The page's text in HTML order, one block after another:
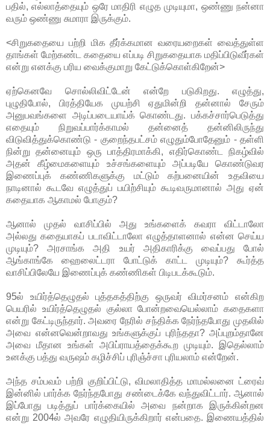
பதில், எல்லாத்தையும் ஒரே மாதிரி எழுத முடியுமா, ஒண்ணு நன்னா
வரும் ஒண்ணு சுமாரா இருக்கும்.
<சிறுகதையை பற்றி மிக தீர்க்கமான வரையறைகள் வைத்துள்ள
தாங்கள் மேற்கண்ட கதையை எப்படி சிறுகதையாக மதிப்பிடுவீர்கள்
என்று எனக்கு பரிய வைக்குமாறு கேட்டுக்கொள்கிறேன்>
ஏற்கெனவே சொல்லிவிட்டேன் என்றே படுகிறது. எழுத்து,
புழுதிபோல், பிரத்தியேக முயற்சி ஏதுமின்றி தன்னால் சேரும்
அனுபவங்களை அடிப்படையாய்க் கொண்டது. பக்கச்சார்பெடுத்து
எதையும் நிறுவப்பார்க்காமல் தன்னைத் தன்னிலிருந்து
விடுவித்துக்கொண்டு - குறைந்தபட்சம் எழுதும்போதேனும் - தள்ளி
நின்று தன்னையும் ஒரு பாத்திரமாக்கி, எதிர்கொண்ட நிகழ்வில்
அதன் கீழ்மைகளையும் உச்சங்களையும் அப்படியே கொண்டுவர
இணைப்புக் கண்ணிகளுக்கு மட்டும் கற்பனையின் உதவியை
நாடினால் கூடவே எழுத்துப் பயிற்சியும் கூடிவருமானால் அது ஏன்
கதையாக ஆகாமல் போகும்?
ஆனால் முதல் வாசிப்பில் அது உங்களைக் கவரா விட்டாலோ
அல்லது கதையாகப் படாவிட்டாலோ எழுத்தாளனால் என்ன செய்ய
முடியும்? அரசாங்க அதி உயர் அதிகாரிக்கு வைப்பது போல்
ஆங்காங்கே ஹைலைட்டரா போட்டுக் காட்ட முடியும்? கூர்த்த
வாசிப்பிலேயே இணைப்புக் கண்ணிகள் பிடிபடக்கூடும்.
95ல் உயிர்த்தெழுதல் புத்தகத்திற்கு ஒருவர் விமர்சனம் என்கிற
பெயரில் உயிர்த்தெழுதல் குல்லா போன்றவையெல்லாம் கதைகளா
என்று கேட்டிருந்தார். அவரை நேரில் சந்திக்க நேர்ந்தபோது முதலில்
அவை என்னவென்றாவது உங்களுக்குப் புரிந்ததா? அப்புறம்தானே
அவை மீதான உங்கள் அபிப்ராயத்தைக்கூற முடியும். இதெல்லாம்
உனக்கு பத்து வருஷம் கழிச்சிப் புரிஞ்ச்சா புரியலாம் என்றேன்.
அந்த சம்பவம் பற்றி குறிப்பிட்டு, விமலாதித்த மாமல்லனை ட்ரைவ்
இன்னில் பார்க்க நேர்ந்தபோது சண்டைக்கே வந்துவிட்டார். ஆனால்
இப்போது படித்துப் பார்க்கையில் அவை நன்றாக இருக்கின்றன
என்று 2004ல் அவரே எழுதியிருக்கிறார் என்பதை. இணையத்தில்